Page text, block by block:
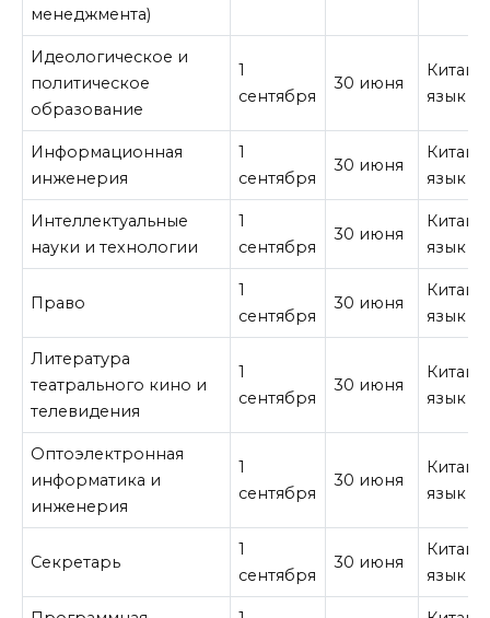
менеджмента)
Идеологическое и
политическое
образование
1
сентября
30 июня
язык
Информационная
инженерия
1
сентября
30 июня
язык
Интеллектуальные
науки и технологии
1
сентября
30 июня
язык
Право
1
сентября
30 июня
язык
Литература
театрального кино и
телевидения
1
сентября
30 июня
язык
Оптоэлектронная
информатика и
инженерия
1
сентября
30 июня
язык
Секретарь
1
сентября
30 июня
язык